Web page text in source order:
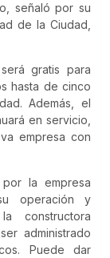
señaló por su
de la Ciudad,
gratis para
hasta de cinco
Además, el
en servicio,
empresa con
la empresa
operación y
constructora
administrado
Puede dar